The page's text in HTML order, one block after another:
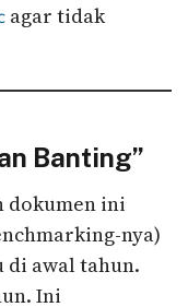
agar tidak
Banting”
dokumen ini
nya)
awal tahun.
Ini